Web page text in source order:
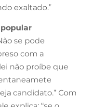
exaltado.”
se pode
com a
não proíbe que
candidato.” Com